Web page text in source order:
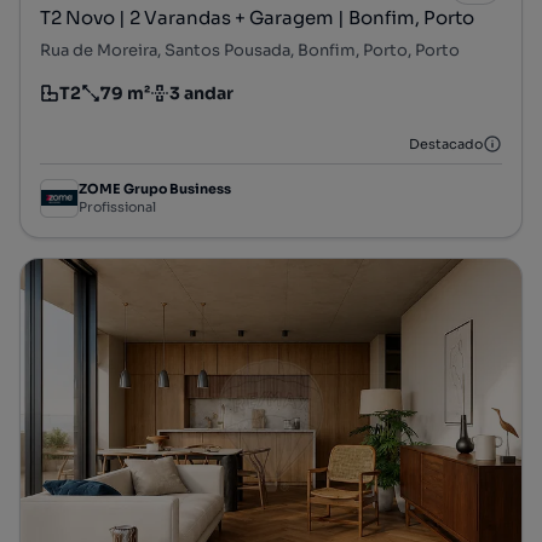
T2 Novo | 2 Varandas + Garagem | Bonfim, Porto
Rua de Moreira, Santos Pousada, Bonfim, Porto, Porto
Tipologia
T2
Preço por metro quadrado
79 m²
Andar 3 andar
Destacado
ZOME Grupo Business
Profissional